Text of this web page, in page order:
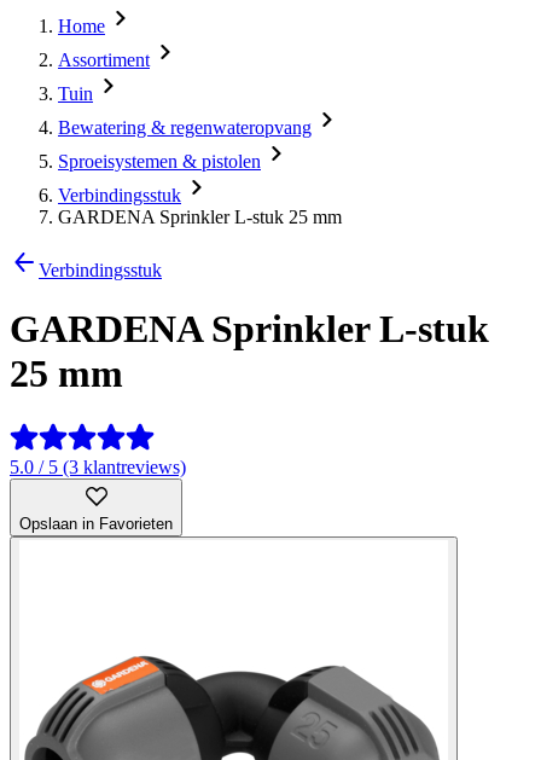
Home
Assortiment
Tuin
Bewatering & regenwateropvang
Sproeisystemen & pistolen
Verbindingsstuk
GARDENA Sprinkler L-stuk 25 mm
Verbindingsstuk
GARDENA Sprinkler L-stuk
25 mm
5.0 / 5 (3 klantreviews)
Opslaan in Favorieten